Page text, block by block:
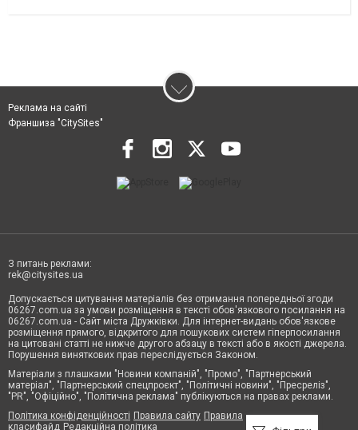
Реклама на сайті
Франшиза "CitySites"
З питань реклами:
rek@citysites.ua
Допускається цитування матеріалів без отримання попередньої згоди
06267.com.ua за умови розміщення в тексті обов'язкового посилання на
06267.com.ua - Сайт міста Дружківки. Для інтернет-видань обов'язкове
розміщення прямого, відкритого для пошукових систем гіперпосилання
на цитовані статті не нижче другого абзацу в тексті або в якості джерела.
Порушення виняткових прав переслідується Законом.
Матеріали з плашками "Новини компаній", "Промо", "Партнерський
матеріал", "Партнерський спецпроєкт", "Політичні новини", "Пресреліз",
"PR", "Офіційно", "Політична реклама" публікуються на правах реклами.
Політика конфіденційності Правила сайту Правила
класифайд Редакційна політика